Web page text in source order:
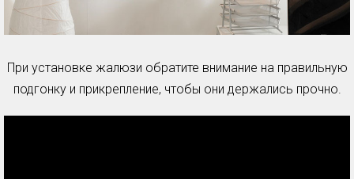
При установке жалюзи обратите внимание на правильную
подгонку и прикрепление, чтобы они держались прочно.